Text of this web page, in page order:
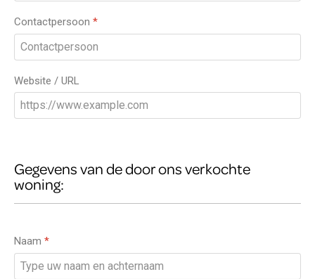
Contactpersoon *
Website / URL
Gegevens van de door ons verkochte
woning:
Naam *